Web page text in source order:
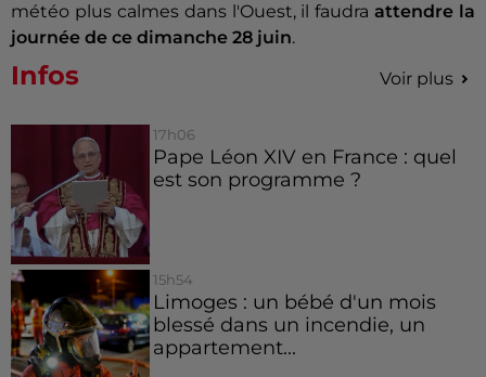
météo plus calmes dans l'Ouest, il faudra attendre la
journée de ce dimanche 28 juin.
Infos Voir plus
17h06
Pape Léon XIV en France : quel
est son programme ?
15h54
Limoges : un bébé d'un mois
blessé dans un incendie, un
appartement...